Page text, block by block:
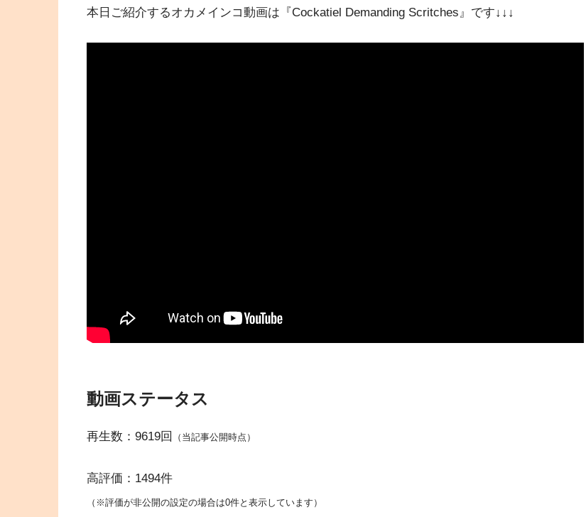
本日ご紹介するオカメインコ動画は『Cockatiel Demanding Scritches』です↓↓↓
動画ステータス
再生数：9619回 （当記事公開時点）
高評価：1494件
（※評価が非公開の設定の場合は0件と表示しています）